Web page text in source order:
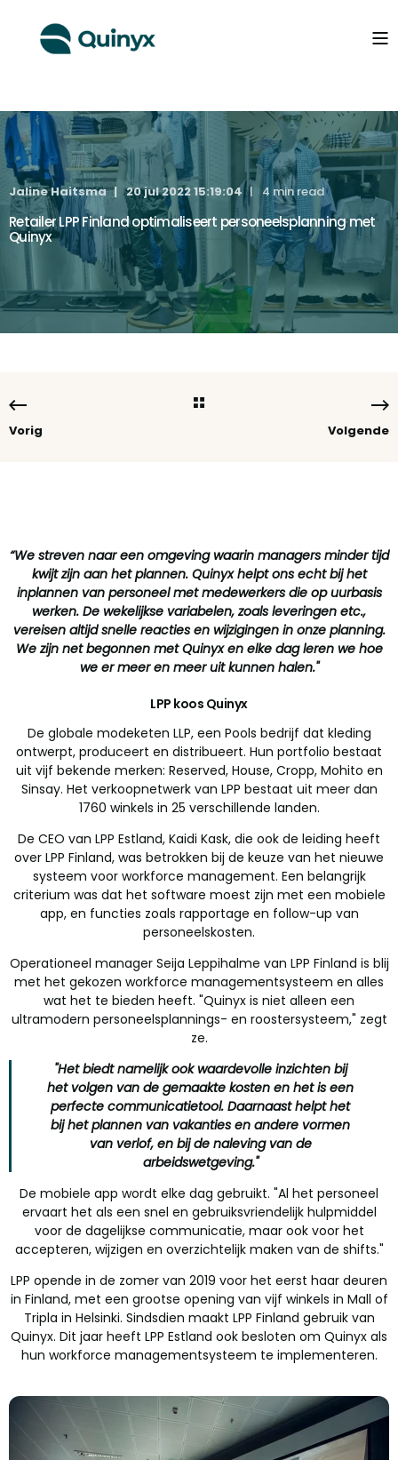
Jaline Haitsma 20 jul 2022 15:19:04 4 min read
Retailer LPP Finland optimaliseert personeelsplanning met
Quinyx
Vorig Volgende
“We streven naar een omgeving waarin managers minder tijd
kwijt zijn aan het plannen. Quinyx helpt ons echt bij het
inplannen van personeel met medewerkers die op uurbasis
werken. De wekelijkse variabelen, zoals leveringen etc.,
vereisen altijd snelle reacties en wijzigingen in onze planning.
We zijn net begonnen met Quinyx en elke dag leren we hoe
we er meer en meer uit kunnen halen."
LPP koos Quinyx
De globale modeketen LLP, een Pools bedrijf dat kleding
ontwerpt, produceert en distribueert. Hun portfolio bestaat
uit vijf bekende merken: Reserved, House, Cropp, Mohito en
Sinsay. Het verkoopnetwerk van LPP bestaat uit meer dan
1760 winkels in 25 verschillende landen.
De CEO van LPP Estland, Kaidi Kask, die ook de leiding heeft
over LPP Finland, was betrokken bij de keuze van het nieuwe
systeem voor workforce management. Een belangrijk
criterium was dat het software moest zijn met een mobiele
app, en functies zoals rapportage en follow-up van
personeelskosten.
Operationeel manager Seija Leppihalme van LPP Finland is blij
met het gekozen workforce managementsysteem en alles
wat het te bieden heeft. "Quinyx is niet alleen een
ultramodern personeelsplannings- en roostersysteem," zegt
ze.
"Het biedt namelijk ook waardevolle inzichten bij
het volgen van de gemaakte kosten en het is een
perfecte communicatietool. Daarnaast helpt het
bij het plannen van vakanties en andere vormen
van verlof, en bij de naleving van de
arbeidswetgeving."
De mobiele app wordt elke dag gebruikt. "Al het personeel
ervaart het als een snel en gebruiksvriendelijk hulpmiddel
voor de dagelijkse communicatie, maar ook voor het
accepteren, wijzigen en overzichtelijk maken van de shifts."
LPP opende in de zomer van 2019 voor het eerst haar deuren
in Finland, met een grootse opening van vijf winkels in Mall of
Tripla in Helsinki. Sindsdien maakt LPP Finland gebruik van
Quinyx. Dit jaar heeft LPP Estland ook besloten om Quinyx als
hun workforce managementsysteem te implementeren.